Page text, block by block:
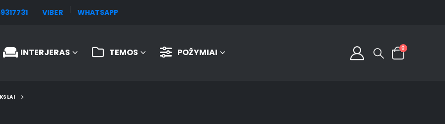
VIBER WHATSAPP
INTERJERAS TEMOS POŽYMIAI 0